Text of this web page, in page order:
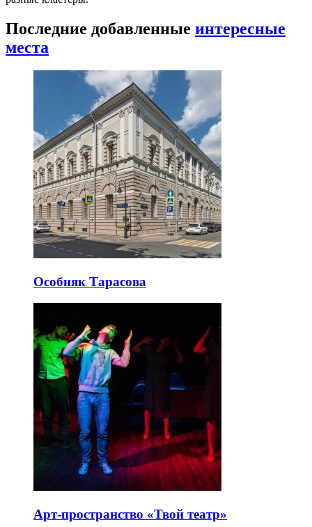
Последние добавленные интересные
места
Особняк Тарасова
Арт-пространство «Твой театр»